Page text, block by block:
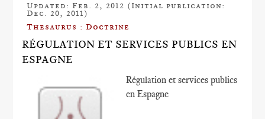
Updated: Feb. 2, 2012 (Initial publication:
Dec. 20, 2011)
Thesaurus : Doctrine
RÉGULATION ET SERVICES PUBLICS EN
ESPAGNE
Régulation et services publics
en Espagne